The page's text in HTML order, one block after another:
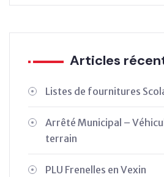
Articles
Listes de fournitures
Arrêté Municipal –
terrain
PLU Frenelles en Vexin